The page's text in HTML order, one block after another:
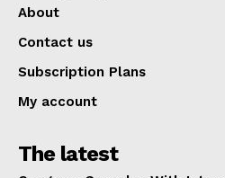
About
Contact us
Subscription Plans
My account
The latest